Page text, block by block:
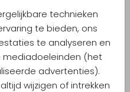
technieken
te bieden, ons
te analyseren en
mediadoeleinden (het
advertenties).
wijzigen of intrekken
de grootte van de